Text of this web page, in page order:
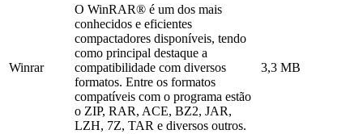
Winrar
O WinRAR® é um dos mais
conhecidos e eficientes
compactadores disponíveis, tendo
como principal destaque a
compatibilidade com diversos
formatos. Entre os formatos
compatíveis com o programa estão
o ZIP, RAR, ACE, BZ2, JAR,
LZH, 7Z, TAR e diversos outros.
3,3 MB